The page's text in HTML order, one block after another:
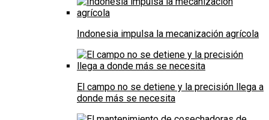
Indonesia impulsa la mecanización agrícola
El campo no se detiene y la precisión llega a
donde más se necesita